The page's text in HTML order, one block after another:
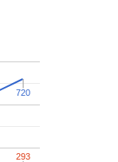
720
720
293
293